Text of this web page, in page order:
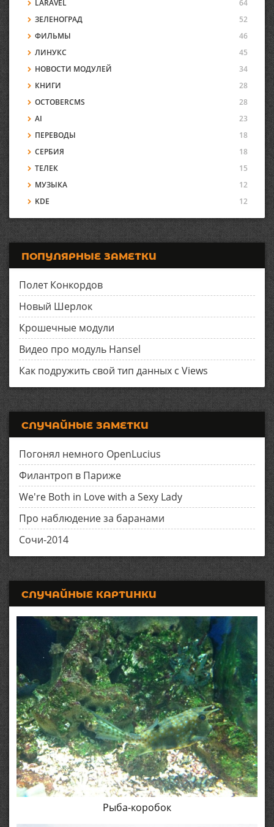
LARAVEL
64
ЗЕЛЕНОГРАД
52
ФИЛЬМЫ
46
ЛИНУКС
45
НОВОСТИ МОДУЛЕЙ
34
КНИГИ
28
OCTOBERCMS
28
AI
23
ПЕРЕВОДЫ
18
СЕРБИЯ
18
ТЕЛЕК
15
МУЗЫКА
12
KDE
12
ПОПУЛЯРНЫЕ ЗАМЕТКИ
Полет Конкордов
Новый Шерлок
Крошечные модули
Видео про модуль Hansel
Как подружить свой тип данных с Views
СЛУЧАЙНЫЕ ЗАМЕТКИ
Погонял немного OpenLucius
Филантроп в Париже
We're Both in Love with a Sexy Lady
Про наблюдение за баранами
Сочи-2014
СЛУЧАЙНЫЕ КАРТИНКИ
Рыба-коробок